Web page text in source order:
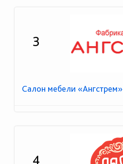
3
Салон мебели «Ангстрем»
4